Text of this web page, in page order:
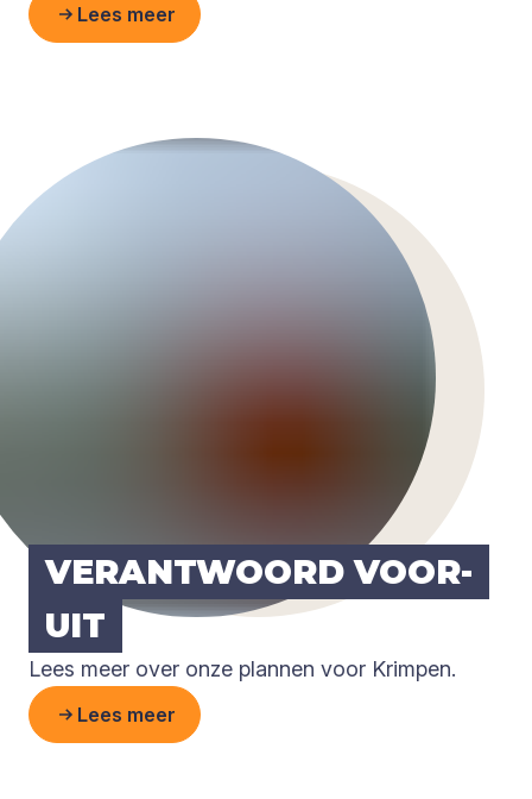
Lees meer
VER­ANT­WOORD VOOR­
UIT
Lees meer over onze plannen voor Krimpen.
Lees meer